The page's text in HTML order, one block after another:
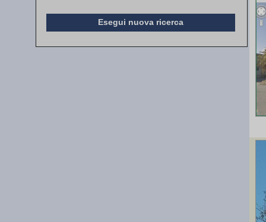
Esegui nuova ricerca